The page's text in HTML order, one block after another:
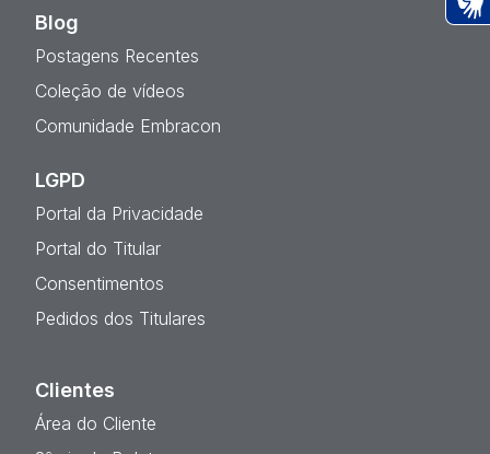
Blog
Postagens Recentes
Coleção de vídeos
Comunidade Embracon
LGPD
Portal da Privacidade
Portal do Titular
Consentimentos
Pedidos dos Titulares
Clientes
Área do Cliente